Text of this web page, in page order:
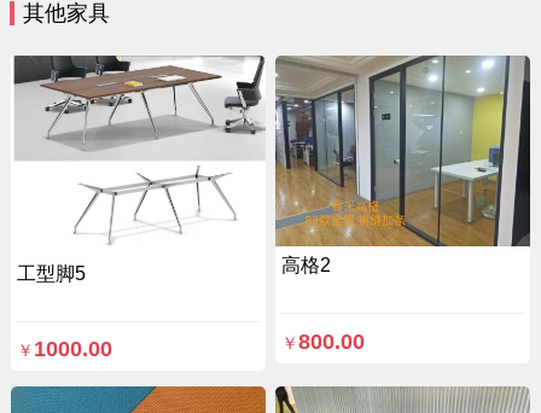
其他家具
工型脚5
￥ 1000.00
高格2
￥800.00